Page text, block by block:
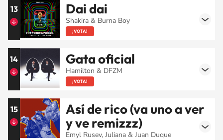
13 Dai dai
Shakira & Burna Boy
¡VOTA!
14 Gata oficial
Hamilton & DFZM
¡VOTA!
15
Así de rico (va uno a ver
y ve remizzz)
Emyl Rusev, Juliana & Juan Duque